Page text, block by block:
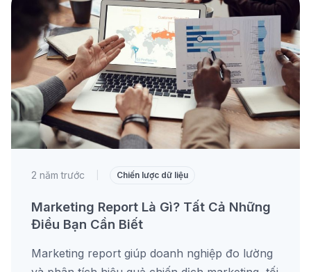
2 năm trước Chiến lược dữ liệu
Marketing Report Là Gì? Tất Cả Những
Điều Bạn Cần Biết
Marketing report giúp doanh nghiệp đo lường